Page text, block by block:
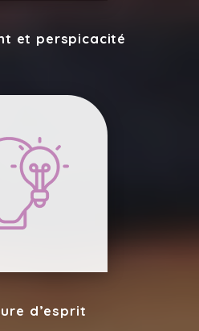
et perspicacité
d’esprit